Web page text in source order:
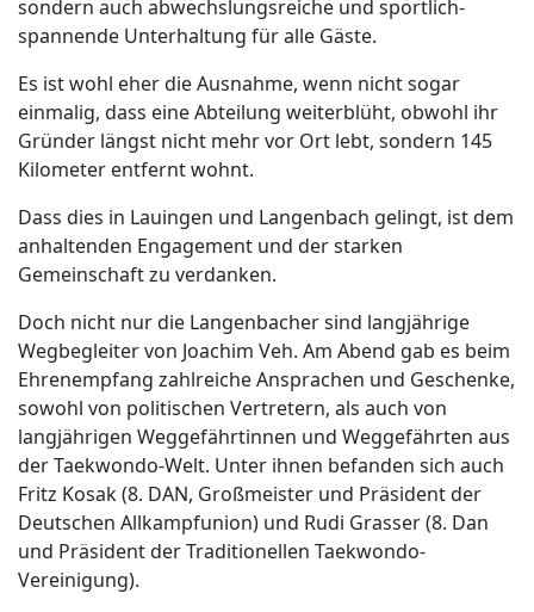
sondern auch abwechslungsreiche und sportlich-
spannende Unterhaltung für alle Gäste.
Es ist wohl eher die Ausnahme, wenn nicht sogar
einmalig, dass eine Abteilung weiterblüht, obwohl ihr
Gründer längst nicht mehr vor Ort lebt, sondern 145
Kilometer entfernt wohnt.
Dass dies in Lauingen und Langenbach gelingt, ist dem
anhaltenden Engagement und der starken
Gemeinschaft zu verdanken.
Doch nicht nur die Langenbacher sind langjährige
Wegbegleiter von Joachim Veh. Am Abend gab es beim
Ehrenempfang zahlreiche Ansprachen und Geschenke,
sowohl von politischen Vertretern, als auch von
langjährigen Weggefährtinnen und Weggefährten aus
der Taekwondo-Welt. Unter ihnen befanden sich auch
Fritz Kosak (8. DAN, Großmeister und Präsident der
Deutschen Allkampfunion) und Rudi Grasser (8. Dan
und Präsident der Traditionellen Taekwondo-
Vereinigung).